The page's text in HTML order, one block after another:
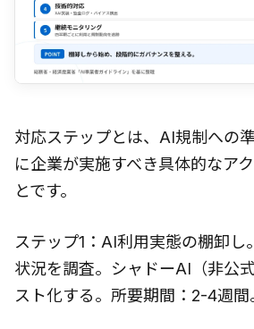
対応ステップとは、AI規制への
に企業が実施すべき具体的なア
とです。
ステップ1：AI利用実態の棚卸し
状況を調査。シャドーAI（非公
スト化する。所要期間：2-4週間